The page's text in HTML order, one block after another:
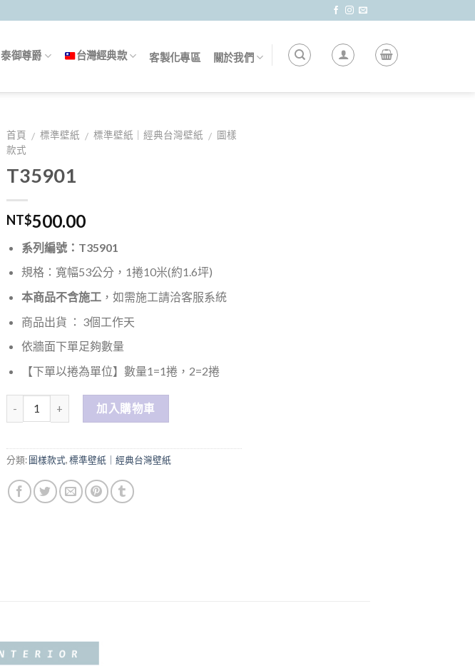
泰御尊爵 台灣經典款 客製化專區 關於我們
首頁 / 標準壁紙 / 標準壁紙｜經典台灣壁紙 / 圖樣
款式
T35901
NT$500.00
系列編號：T35901
規格：寬幅53公分，1捲10米(約1.6坪)
本商品不含施工，如需施工請洽客服系統
商品出貨 ： 3個工作天
依牆面下單足夠數量
【下單以捲為單位】數量1=1捲，2=2捲
加入購物車
分類:圖樣款式,標準壁紙｜經典台灣壁紙